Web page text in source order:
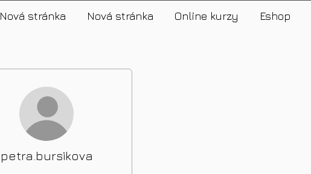
Nová stránka Nová stránka Online kurzy Eshop
petra.bursikova